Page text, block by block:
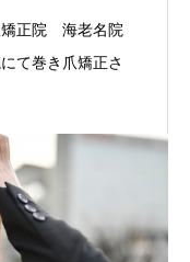
矯正院 海老名院
て巻き爪矯正さ